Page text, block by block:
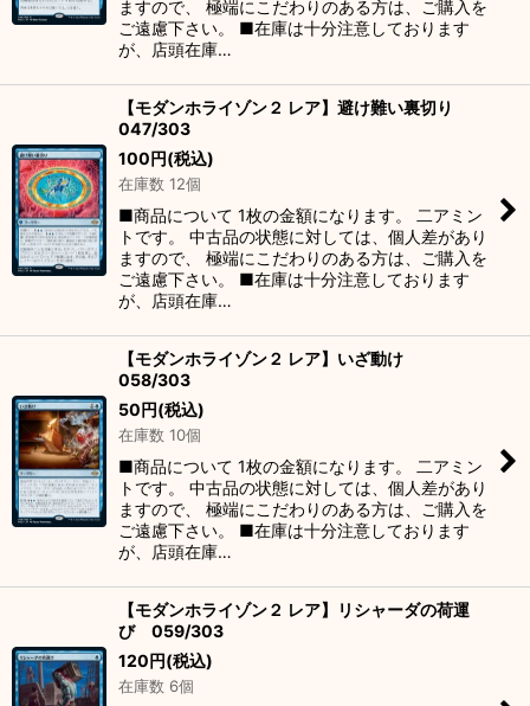
ますので、 極端にこだわりのある方は、ご購入を
ご遠慮下さい。 ■在庫は十分注意しております
が、店頭在庫…
【モダンホライゾン２ レア】避け難い裏切り
047/303
100円(税込)
在庫数 12個
■商品について 1枚の金額になります。 二アミン
トです。 中古品の状態に対しては、個人差があり
ますので、 極端にこだわりのある方は、ご購入を
ご遠慮下さい。 ■在庫は十分注意しております
が、店頭在庫…
【モダンホライゾン２ レア】いざ動け
058/303
50円(税込)
在庫数 10個
■商品について 1枚の金額になります。 二アミン
トです。 中古品の状態に対しては、個人差があり
ますので、 極端にこだわりのある方は、ご購入を
ご遠慮下さい。 ■在庫は十分注意しております
が、店頭在庫…
【モダンホライゾン２ レア】リシャーダの荷運
び 059/303
120円(税込)
在庫数 6個